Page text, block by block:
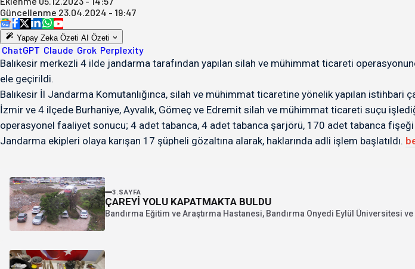
Güncellenme 23.04.2024 - 19:47
Yapay Zeka Özeti AI Özeti
ChatGPT Claude Grok Perplexity
Balıkesir merkezli 4 ilde jandarma tarafından yapılan silah ve mühimmat ticareti
ele geçirildi.
Balıkesir İl Jandarma Komutanlığınca, silah ve mühimmat ticaretine yönelik yapılan istihbari
İzmir ve 4 ilçede Burhaniye, Ayvalık, Gömeç ve Edremit silah ve mühimmat ticareti suçu
operasyonel faaliyet sonucu; 4 adet tabanca, 4 adet tabanca şarjörü, 170 adet tabanca
Jandarma ekipleri olaya karışan 17 şüpheli gözaltına alarak, haklarında adli işlem başlatıldı.
3.SAYFA
ÇAREYİ YOLU KAPATMAKTA BULDU
Bandırma Eğitim ve Araştırma Hastanesi, Bandırma Onyedi Eylül Üniversitesi